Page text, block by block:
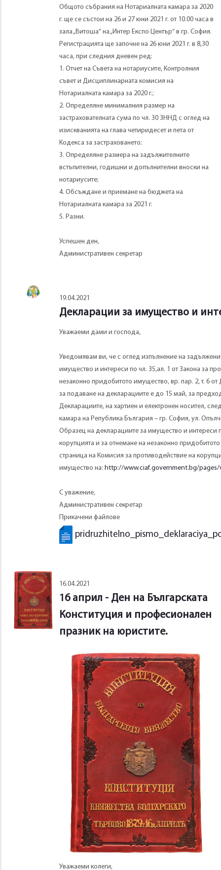
Общото събрания на Нотариалната камара за 2020
г. ще се състои на 26 и 27 юни 2021 г. от 10.00 часа в
зала „Витоша“ на „Интер Експо Център“ в гр. София.
Регистрацията ще започне на 26 юни 2021 г. в 8,30
часа, при следния дневен ред:
1. Отчет на Съвета на нотариусите, Контролния
съвет и Дисциплинарната комисия на
Нотариалната камара за 2020 г.;
2. Определяне минималния размер на
застрахователната сума по чл. 30 ЗННД с оглед на
изискванията на глава четиридесет и пета от
Кодекса за застраховането;
3. Определяне размера на задължителните
встъпителни, годишни и допълнителни вноски на
нотариусите;
4. Обсъждане и приемане на бюджета на
Нотариалната камара за 2021 г.
5. Разни.
Успешен ден,
Административен секретар
19.04.2021
Декларации за имущество и
Уважаеми дами и господа,
Уведомявам ви, че с оглед изпълнение на
имущество и интереси по чл. 35,ал. 1 от Закона за
незаконно придобитото имущество, вр. пар. 2, т. 6
за подаване на декларациите е до 15 май, за
Декларациите, на хартиен и електронен носител,
камара на Република България – гр. София, ул.
Образец на декларациите за имущество и интереси
корупцията и за отнемане на незаконно
страница на Комисия за противодействие на
имущество на: http://www.ciaf.government.bg/pages/
С уважение,
Административен секретар
Прикачени файлове
16.04.2021
16 април - Ден на Българската
Конституция и професионален
празник на юристите.
Уважаеми колеги,